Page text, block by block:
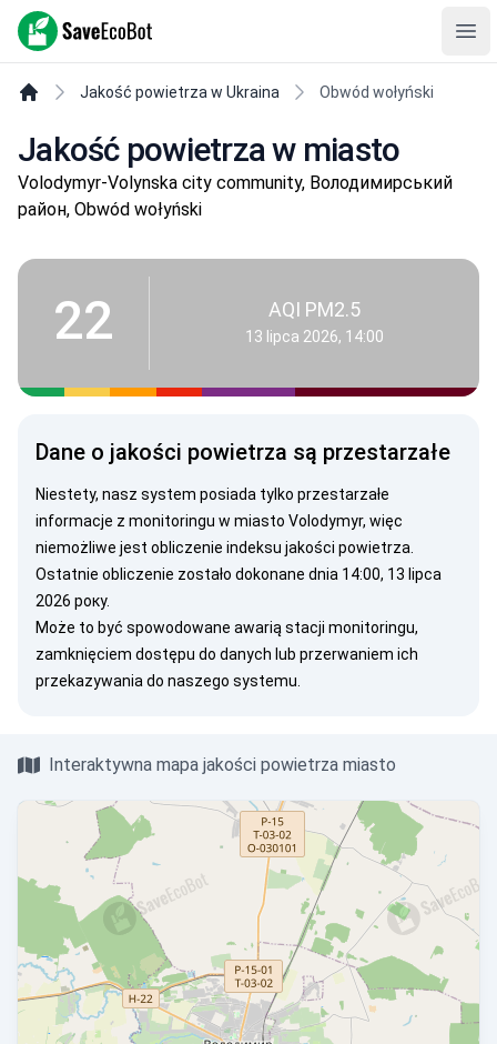
SaveEcoBot
Jakość powietrza w Ukraina Obwód wołyński
Jakość powietrza w miasto
Volodymyr-Volynska city community, Володимирський
район, Obwód wołyński
22 AQI PM2.5
13 lipca 2026, 14:00
Dane o jakości powietrza są przestarzałe
Niestety, nasz system posiada tylko przestarzałe
informacje z monitoringu w miasto Volodymyr, więc
niemożliwe jest obliczenie indeksu jakości powietrza.
Ostatnie obliczenie zostało dokonane dnia 14:00, 13 lipca
2026 року.
Może to być spowodowane awarią stacji monitoringu,
zamknięciem dostępu do danych lub przerwaniem ich
przekazywania do naszego systemu.
Interaktywna mapa jakości powietrza miasto